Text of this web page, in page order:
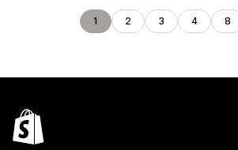
1 2 3 4 8